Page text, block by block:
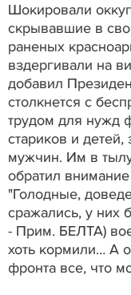
Шокировали
скрывавшие в
раненых
вздергивали на
добавил
столкнется с
трудом для нужд
стариков и
мужчин. Им в
обратил
"Голодные,
сражались, у них
- Прим. БЕЛТА)
хоть кормили… А
фронта все, что